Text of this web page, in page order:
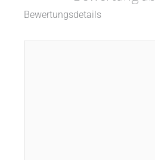
Bewertungsdetails